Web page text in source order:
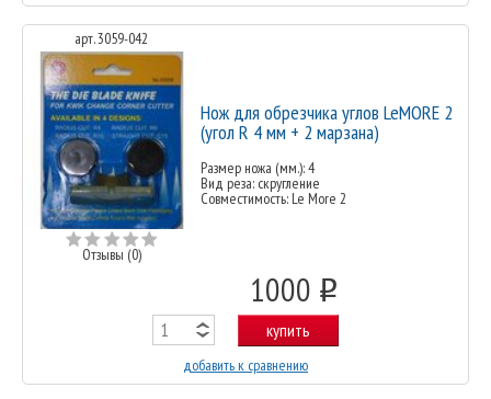
арт. 3059-042
Отзывы (0)
Нож для обрезчика углов LeMORE 2
(угол R 4 мм + 2 марзана)
Размер ножа (мм.): 4
Вид реза: скругление
Совместимость: Le More 2
1000 o
купить
добавить к сравнению